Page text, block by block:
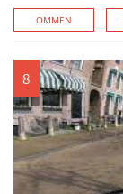
OMMEN
8